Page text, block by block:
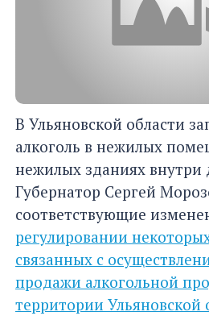
В Ульяновской области
алкоголь в нежилых
нежилых зданиях внутри
Губернатор Сергей
соответствующие
регулировании
связанных с
продажи алкогольной
территории Ульяновской